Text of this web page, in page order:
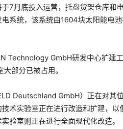
7月底投入运营，托盘货架仓库和
系统，该系统由1604块太阳能电
Technology GmbH研发中心扩建
部分已被占用。
Deutschland GmbH）正在对其
术实验室正在进行改造和扩建，以
验室则正在进行全面现代化改造。